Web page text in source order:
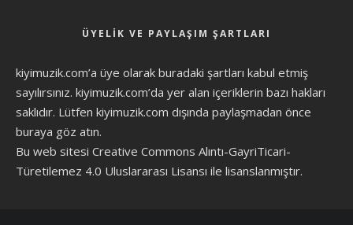
ÜYELIK VE PAYLAŞIM ŞARTLARI
kiyimuzik.com’a üye olarak buradaki şartları kabul etmiş
sayılırsınız. kiyimuzik.com’da yer alan içeriklerin bazı hakları
saklıdır. Lütfen kiyimuzik.com dışında paylaşmadan önce
buraya göz atın.
Bu web sitesi Creative Commons Alıntı-GayriTicari-
Türetilemez 4.0 Uluslararası Lisansı ile lisanslanmıştır.